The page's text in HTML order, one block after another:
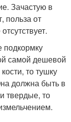
Зачастую в
польза от
самой дешевой
то тушку
должна быть в
твердые, то